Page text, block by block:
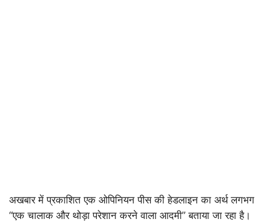
अखबार में प्रकाशित एक ओपिनियन पीस की हेडलाइन का अर्थ लगभग
“एक चालाक और थोड़ा परेशान करने वाला आदमी” बताया जा रहा है।